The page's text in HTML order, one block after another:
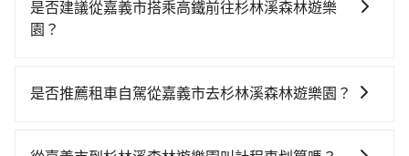
算。計程車最貴，而大眾運輸通常較便宜。 行程：需多
車。 旅行人數：人數多時包車較方便舒適且每個人攤提
是否建議從嘉義市搭乘高鐵前往杉林溪森林遊樂
園？
坐舒適、省時、較貴！不過從最早一班車06:21到末班車
是否推薦租車自駕從嘉義市去杉林溪森林遊樂園？